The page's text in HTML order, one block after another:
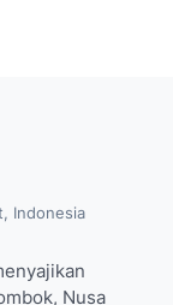
Indonesia
Nusa